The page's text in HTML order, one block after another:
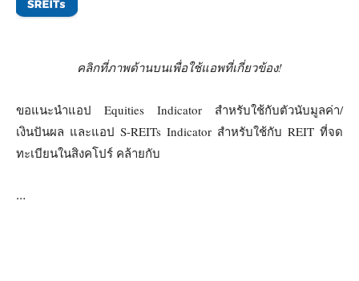
คลิกที่ภาพด้านบนเพื่อใช้แอพที่เกี่ยวข้อง!
ขอแนะนำแอป Equities Indicator สำหรับใช้กับตัวนับมูลค่า/
เงินปันผล และแอป S-REITs Indicator สำหรับใช้กับ REIT ที่จด
ทะเบียนในสิงคโปร์ คล้ายกับ
…